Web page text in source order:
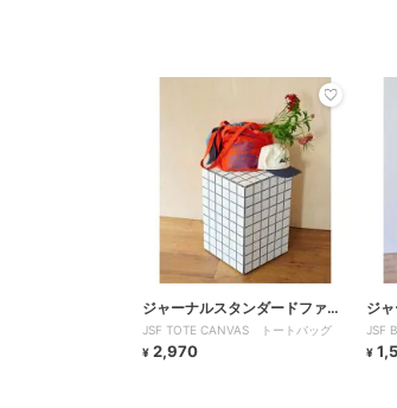
ジャーナルスタンダードファニ
チャー
JSF TOTE CANVAS トートバッグ
¥ 2,970
ジ
チャ
JSF
¥